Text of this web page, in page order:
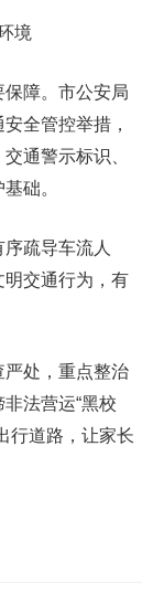
境
障。市公安局
全管控举措，
通警示标识、
础。
疏导车流人
交通行为，有
处，重点整治
法营运“黑校
行道路，让家长